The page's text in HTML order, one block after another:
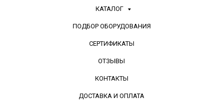
КАТАЛОГ
ПОДБОР ОБОРУДОВАНИЯ
СЕРТИФИКАТЫ
ОТЗЫВЫ
КОНТАКТЫ
ДОСТАВКА И ОПЛАТА